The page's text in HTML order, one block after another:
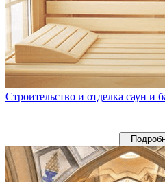
Строительство и отделка саун и